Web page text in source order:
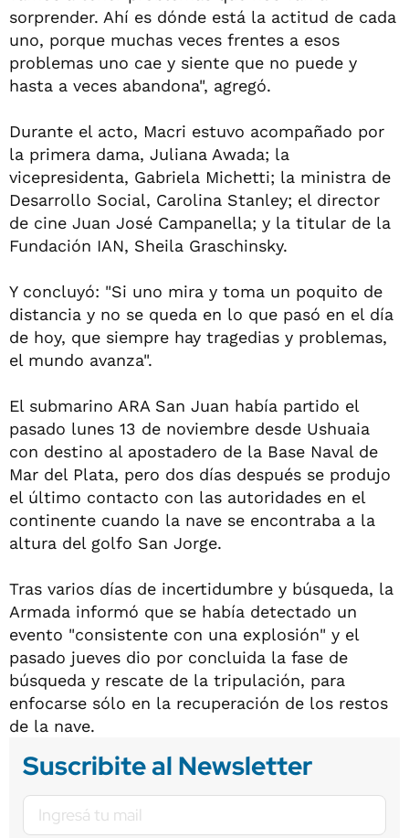
sorprender. Ahí es dónde está la actitud de cada
uno, porque muchas veces frentes a esos
problemas uno cae y siente que no puede y
hasta a veces abandona", agregó.
Durante el acto, Macri estuvo acompañado por
la primera dama, Juliana Awada; la
vicepresidenta, Gabriela Michetti; la ministra de
Desarrollo Social, Carolina Stanley; el director
de cine Juan José Campanella; y la titular de la
Fundación IAN, Sheila Graschinsky.
Y concluyó: "Si uno mira y toma un poquito de
distancia y no se queda en lo que pasó en el día
de hoy, que siempre hay tragedias y problemas,
el mundo avanza".
El submarino ARA San Juan había partido el
pasado lunes 13 de noviembre desde Ushuaia
con destino al apostadero de la Base Naval de
Mar del Plata, pero dos días después se produjo
el último contacto con las autoridades en el
continente cuando la nave se encontraba a la
altura del golfo San Jorge.
Tras varios días de incertidumbre y búsqueda, la
Armada informó que se había detectado un
evento "consistente con una explosión" y el
pasado jueves dio por concluida la fase de
búsqueda y rescate de la tripulación, para
enfocarse sólo en la recuperación de los restos
de la nave.
Suscribite al Newsletter